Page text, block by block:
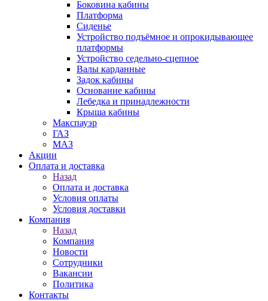
Боковина кабины
Платформа
Сиденье
Устройство подъёмное и опрокидывающее
платформы
Устройство седельно-сцепное
Валы карданные
Задок кабины
Основание кабины
Лебедка и принадлежности
Крыша кабины
Макспауэр
ГАЗ
МАЗ
Акции
Оплата и доставка
Назад
Оплата и доставка
Условия оплаты
Условия доставки
Компания
Назад
Компания
Новости
Сотрудники
Вакансии
Политика
Контакты